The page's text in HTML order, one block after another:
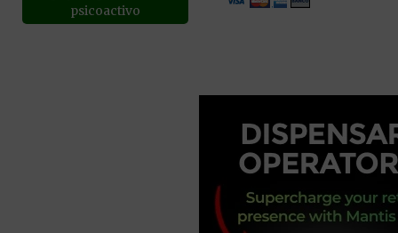
psicoactivo